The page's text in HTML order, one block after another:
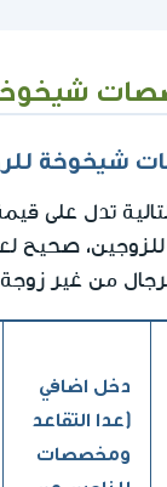
شيخوخة
التالية تدل
من غير
دخل اضافي
(عدا التقاعد
ومخصصات